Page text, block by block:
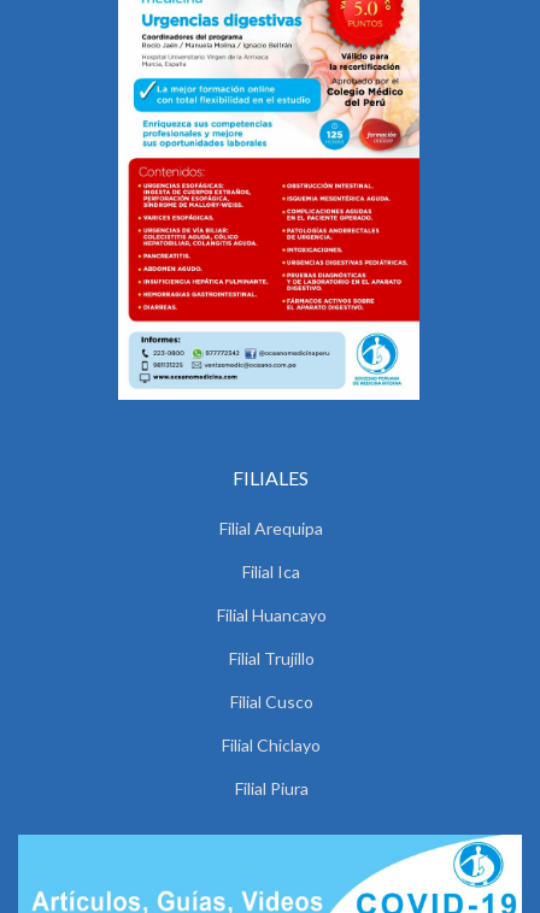
FILIALES
Filial Arequipa
Filial Ica
Filial Huancayo
Filial Trujillo
Filial Cusco
Filial Chiclayo
Filial Piura